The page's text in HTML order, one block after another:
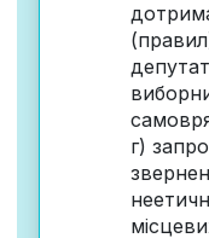
г)